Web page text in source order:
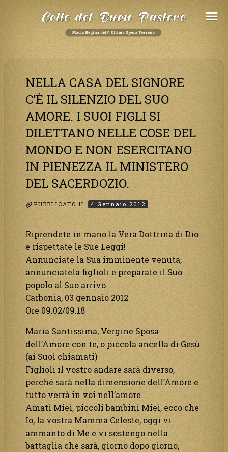
NELLA CASA DEL SIGNORE
C’È IL SILENZIO DEL SUO
AMORE. I SUOI FIGLI SI
DILETTANO NELLE COSE DEL
MONDO E NON ESERCITANO
IN PIENEZZA IL MINISTERO
DEL SACERDOZIO.
PUBBLICATO IL 4 Gennaio 2012
Riprendete in mano la Vera Dottrina di Dio
e rispettate le Sue Leggi!
Annunciate la Sua imminente venuta,
annunciatela figlioli e preparate il Suo
popolo al Suo arrivo.
Carbonia, 03 gennaio 2012
Ore 09.02/09.18
Maria Santissima, Vergine Sposa
dell’Amore con te, o piccola ancella di Gesù.
(ai Suoi chiamati)
Figlioli il vostro andare sarà diverso,
perché sarà nella dimensione dell’Amore e
tutto verrà in voi nell’amore.
Amati Miei, piccoli bambini Miei, ecco che
Io, la vostra Mamma Celeste, oggi vi
ammanto di Me e vi sostengo nella
battaglia che sarà, giorno dopo giorno,